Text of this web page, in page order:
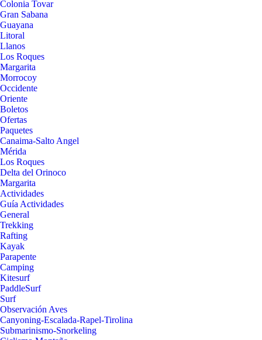
Colonia Tovar
Gran Sabana
Guayana
Litoral
Llanos
Los Roques
Margarita
Morrocoy
Occidente
Oriente
Boletos
Ofertas
Paquetes
Canaima-Salto Angel
Mérida
Los Roques
Delta del Orinoco
Margarita
Actividades
Guía Actividades
General
Trekking
Rafting
Kayak
Parapente
Camping
Kitesurf
PaddleSurf
Surf
Observación Aves
Canyoning-Escalada-Rapel-Tirolina
Submarinismo-Snorkeling